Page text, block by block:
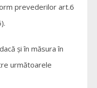
prevederilor art.6
şi în măsura în
următoarele